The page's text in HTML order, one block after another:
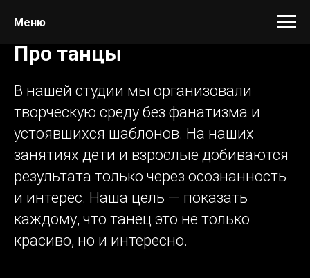
Меню
Про тан цы
В нашей студии мы организовали
творческую среду без фанатизма и
устоявшихся шаблонов. На наших
занятиях дети и взрослые добиваются
результата только через осознанность
и интерес. Наша цель — показать
каждому, что танец это не только
красиво, но и интересно.